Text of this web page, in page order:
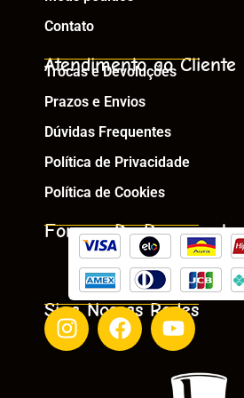
Contato
Atendimento ao Cliente
Trocas e Devoluções
Prazos e Envios
Dúvidas Frequentes
Política de Privacidade
Política de Cookies
Formas De Pagamento
Siga Nossas Redes